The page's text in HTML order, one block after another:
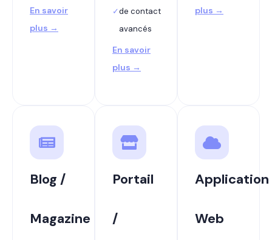
En savoir
plus →
✓de contact
avancés
En savoir
plus →
plus →
Blog /
Magazine
Portail
/
Application
Web